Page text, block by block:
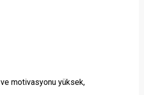
motivasyonu yüksek,